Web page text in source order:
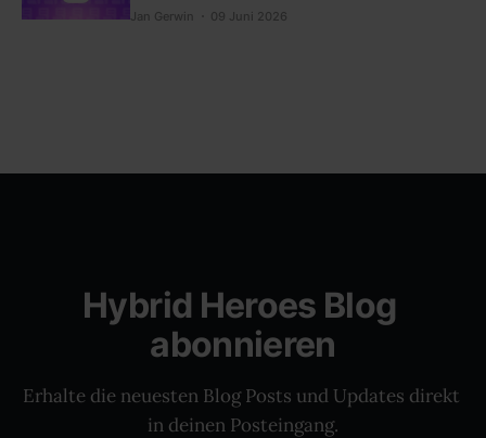
Jan Gerwin 09 Juni 2026
Hybrid Heroes Blog
abonnieren
Erhalte die neuesten Blog Posts und Updates direkt
in deinen Posteingang.